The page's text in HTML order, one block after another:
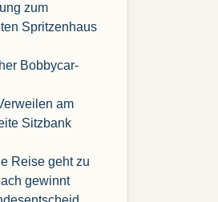
zum
Spritzenhaus
Bobbycar-
am
Sitzbank
Reise geht zu
gewinnt